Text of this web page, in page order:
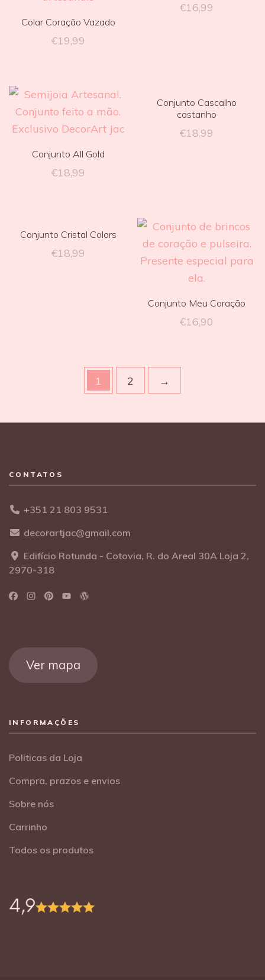
Colar Coração Vazado
€19,99
€16,99
Conjunto All Gold
€18,99
Conjunto Cascalho
castanho
€18,99
Conjunto Cristal Colors
€18,99
Conjunto Meu Coração
€16,90
1 2 →
CONTATOS
+351 21 803 9531
decorartjac@gmail.com
Edifício Rotunda - Cotovia, R. do Areal 30A Loja 2,
2970-318
Ver mapa
INFORMAÇÕES
Politicas da Loja
Compra, prazos e envios
Sobre nós
Carrinho
Todos os produtos